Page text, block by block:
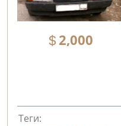
2,000
Теги: